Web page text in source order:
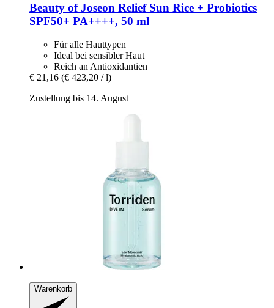
Beauty of Joseon Relief Sun Rice + Probiotics
SPF50+ PA++++, 50 ml
Für alle Hauttypen
Ideal bei sensibler Haut
Reich an Antioxidantien
€ 21,16 (€ 423,20 / l)
Zustellung bis 14. August
Warenkorb